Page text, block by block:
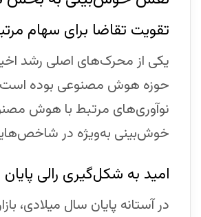
تقویت تقاضا برای سهام
یکی از محرک‌های اصلی رشد
حوزه هوش مصنوعی بوده است.
نوآوری‌های مرتبط با هوش
خوش‌بینی به‌ویژه در
امید به شکل‌گیری رالی
در آستانه پایان سال میلادی،